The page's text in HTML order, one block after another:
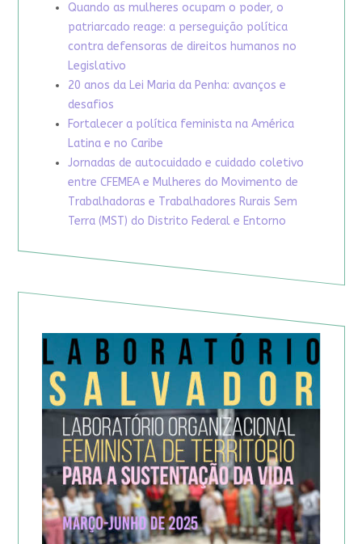
Quando as mulheres ocupam o poder, o
patriarcado reage: a perseguição política
contra defensoras de direitos humanos no
Legislativo
20 anos da Lei Maria da Penha: avanços e
desafios
Fortalecer a política feminista na América
Latina e no Caribe
Jornadas de autocuidado e cuidado coletivo
entre CFEMEA e Mulheres do Movimento de
Trabalhadoras e Trabalhadores Rurais Sem
Terra (MST) do Distrito Federal e Entorno